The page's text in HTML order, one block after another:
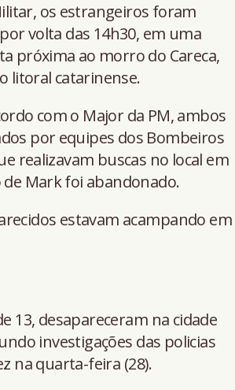
os estrangeiros foram
volta das 14h30, em uma
próxima ao morro do Careca,
litoral catarinense.
com o Major da PM, ambos
por equipes dos Bombeiros
realizavam buscas no local em
de Mark foi abandonado.
estavam acampando em
13, desapareceram na cidade
investigações das policias
na quarta-feira (28).